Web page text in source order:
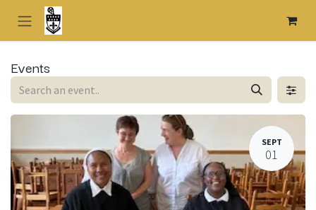
Skip to Content
Events
SEPT
01